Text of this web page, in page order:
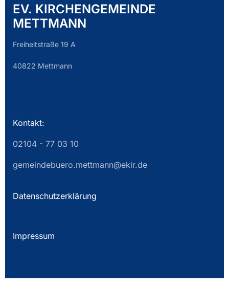
EV. KIRCHENGEMEINDE
METTMANN
Freiheitstraße 19 A
40822 Mettmann
Kontakt:
02104 - 77 03 10
gemeindebuero.mettmann@ekir.de
Datenschutzerklärung
Impressum